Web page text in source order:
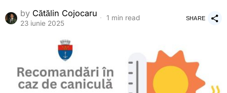
by Cătălin Cojocaru
23 iunie 2025
1 min read SHARE